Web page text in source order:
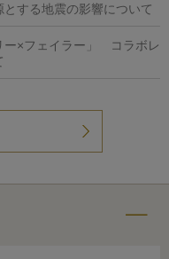
する地震の影響について
ー×フェイラー」 コラボレ